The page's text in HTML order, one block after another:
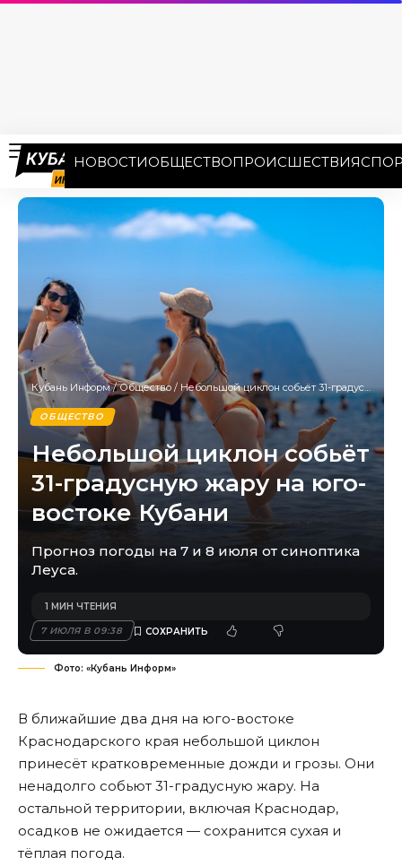
НОВОСТИОБЩЕСТВОПРОИСШЕСТВИЯ
Кубань Информ/Общество / Небольшой циклон собьёт 31-градусную жару на юго-востоке Кубани
ОБЩЕСТВО
Небольшой циклон собьёт
31-градусную жару на юго-
востоке Кубани
Прогноз погоды на 7 и 8 июля от синоптика
Леуса.
7 ИЮЛЯ В 09:38
1 МИН ЧТЕНИЯ
Фото: «Кубань Информ»
В ближайшие два дня на юго-востоке
Краснодарского края небольшой циклон
принесёт кратковременные дожди и грозы. Они
ненадолго собьют 31-градусную жару. На
остальной территории, включая Краснодар,
осадков не ожидается — сохранится сухая и
тёплая погода.